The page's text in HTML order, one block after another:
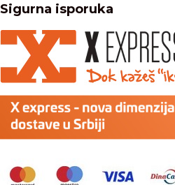
Sigurna isporuka